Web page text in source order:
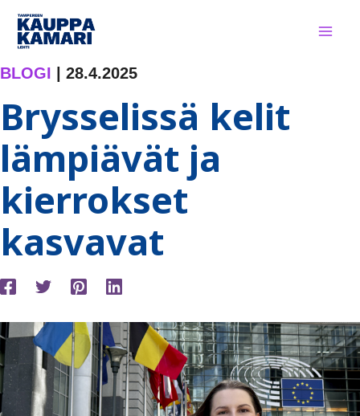
Siirry
sisältöön
BLOGI 28.4.2025
Brysselissä kelit
lämpiävät ja
kierrokset
kasvavat